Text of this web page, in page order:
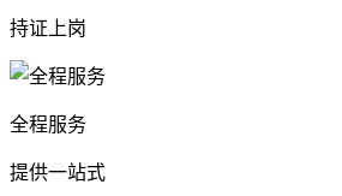
持证上岗
全程服务
提供一站式